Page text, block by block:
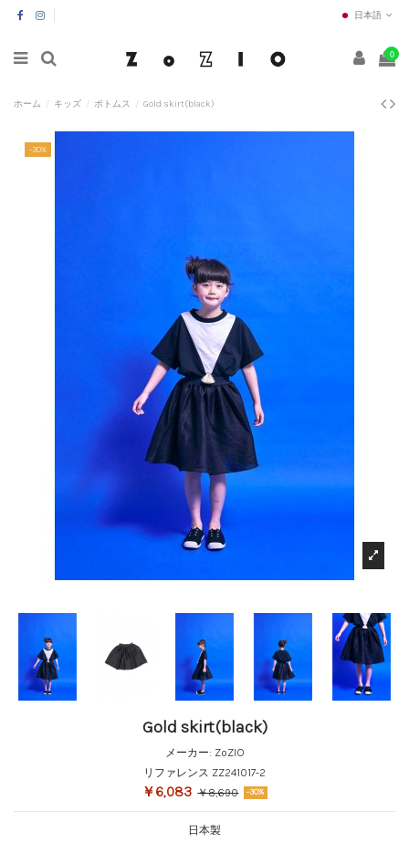
日本語
0
ホーム キッズ ボトムス Gold skirt(black)
-30%
Gold skirt(black)
メーカー: ZoZIO
リファレンス ZZ241017-2
￥6,083 ￥8,690 -30%
日本製